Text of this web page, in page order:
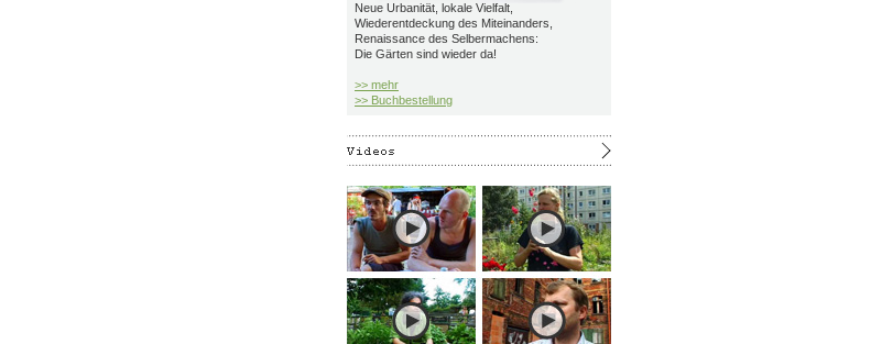
Neue Urbanität, lokale Vielfalt,
Wiederentdeckung des Miteinanders,
Renaissance des Selbermachens:
Die Gärten sind wieder da!
>> mehr
>> Buchbestellung